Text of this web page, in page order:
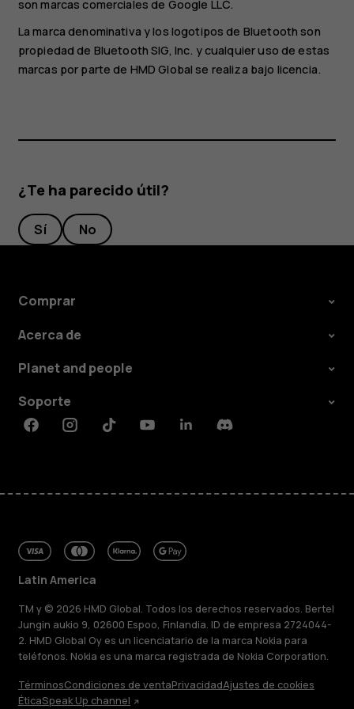
son marcas comerciales de Google LLC.
La marca denominativa y los logotipos de Bluetooth son
propiedad de Bluetooth SIG, Inc. y cualquier uso de estas
marcas por parte de HMD Global se realiza bajo licencia.
¿Te ha parecido útil?
Sí No
Comprar
Acerca de
Planet and people
Soporte
FacebookInstagramTiktokYoutubeLinkedinDiscord
Latin America
TM y © 2026 HMD Global. Todos los derechos reservados. Bertel
Jungin aukio 9, 02600 Espoo, Finlandia. ID de empresa 2724044-
2. HMD Global Oy es un licenciatario de la marca Nokia para
teléfonos. Nokia es una marca registrada de Nokia Corporation.
TérminosCondiciones de ventaPrivacidadAjustes de cookies
ÉticaSpeak Up channel